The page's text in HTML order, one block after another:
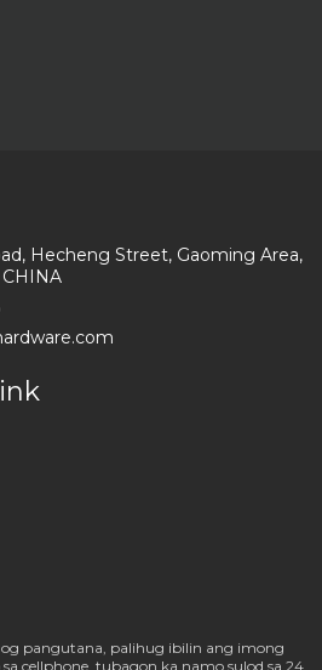
Hecheng Street, Gaoming Area,
CHINA
pangutana, palihug ibilin ang imong
cellphone, tubagon ka namo sulod sa 24